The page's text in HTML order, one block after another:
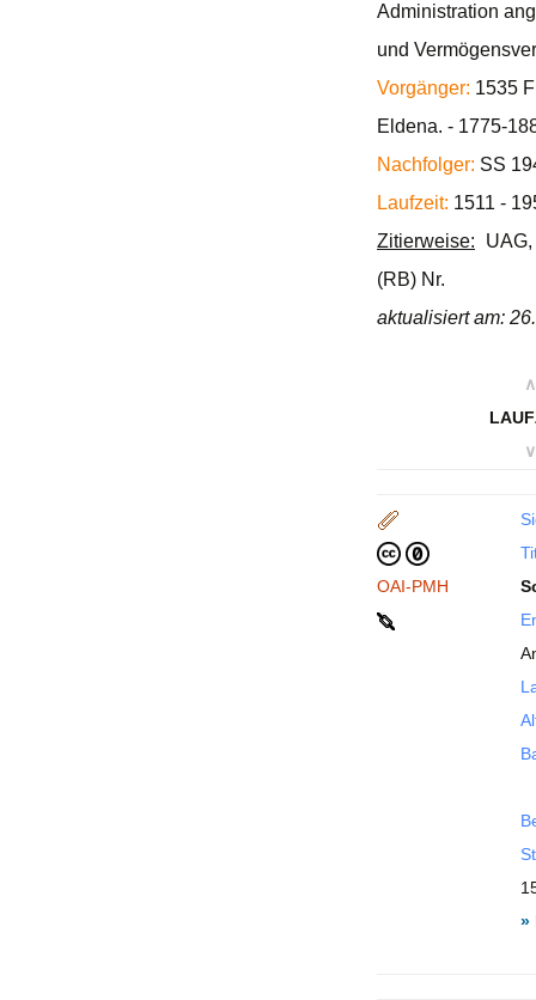
Administration
und
Vorgänger: 1535
Eldena. - 1775-
Nachfolger: SS
Laufzeit: 1511 -
Zitierweise:
(RB) Nr.
aktualisiert am:
∧
∨
OAI-PMH
»